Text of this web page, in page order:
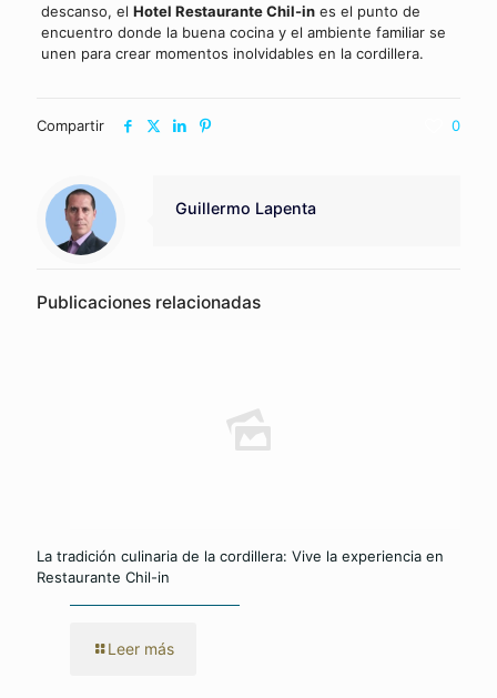
descanso, el Hotel Restaurante Chil-ines el punto de
encuentro donde la buena cocina y el ambiente familiar se
unen para crear momentos inolvidables en la cordillera.
Compartir 0
Guillermo Lapenta
Publicaciones relacionadas
La tradición culinaria de la cordillera: Vive la experiencia en
Restaurante Chil-in
Leer más